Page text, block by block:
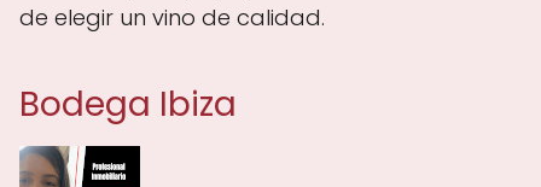
de elegir un vino de calidad.
Bodega Ibiza